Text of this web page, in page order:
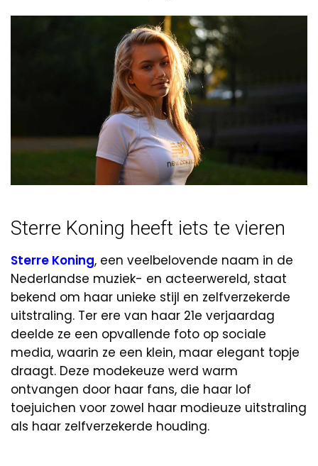
Sterre Koning heeft iets te vieren
Sterre Koning, een veelbelovende naam in de
Nederlandse muziek- en acteerwereld, staat
bekend om haar unieke stijl en zelfverzekerde
uitstraling. Ter ere van haar 21e verjaardag
deelde ze een opvallende foto op sociale
media, waarin ze een klein, maar elegant topje
draagt. Deze modekeuze werd warm
ontvangen door haar fans, die haar lof
toejuichen voor zowel haar modieuze uitstraling
als haar zelfverzekerde houding.